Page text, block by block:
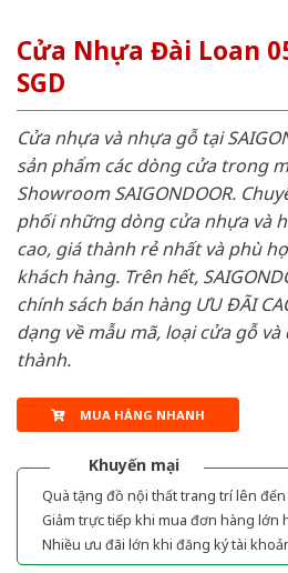
Cửa Nhựa Đài Loan
SGD
Cửa nhựa và nhựa gỗ tại
sản phẩm các dòng cửa trong
Showroom SAIGONDOOR.
phối những dòng cửa nhựa và
cao, giá thành rẻ nhất và phù
khách hàng. Trên hết,
chính sách bán hàng ƯU ĐÃI
dạng về mẫu mã, loại cửa gỗ
thành.
MUA HÀNG NHANH
Khuyến mại
Quà tặng đồ nội thất trang trí lên đến
Giảm trực tiếp khi mua đơn hàng lớn
Nhiều ưu đãi lớn khi đăng ký tài